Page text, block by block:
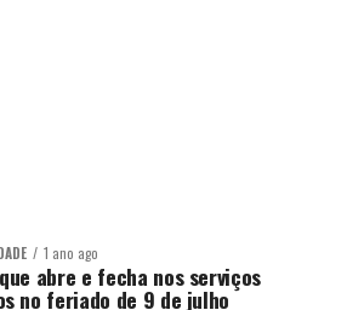
1 ano ago
abre e fecha nos serviços
no feriado de 9 de julho